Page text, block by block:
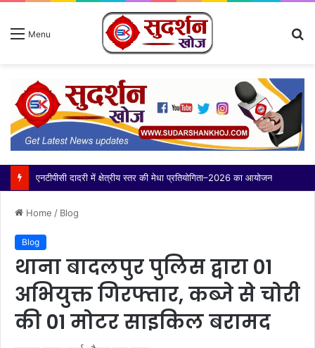
Menu
एनटीपीसी दादरी में क्षेत्रीय स्तर की मेधा प्रतियोगिता–2026 का आयोजन
Home / Blog
Blog
थाना बादलपुर पुलिस द्वारा 01
अभियुक्त गिरफ्तार, कब्जे से चोरी
की 01 मोटर साइकिल बरामद